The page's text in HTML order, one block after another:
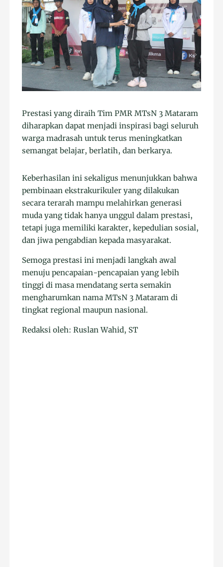
Prestasi yang diraih Tim PMR MTsN 3 Mataram
diharapkan dapat menjadi inspirasi bagi seluruh
warga madrasah untuk terus meningkatkan
semangat belajar, berlatih, dan berkarya.
Keberhasilan ini sekaligus menunjukkan bahwa
pembinaan ekstrakurikuler yang dilakukan
secara terarah mampu melahirkan generasi
muda yang tidak hanya unggul dalam prestasi,
tetapi juga memiliki karakter, kepedulian sosial,
dan jiwa pengabdian kepada masyarakat.
Semoga prestasi ini menjadi langkah awal
menuju pencapaian-pencapaian yang lebih
tinggi di masa mendatang serta semakin
mengharumkan nama MTsN 3 Mataram di
tingkat regional maupun nasional.
Redaksi oleh: Ruslan Wahid, ST